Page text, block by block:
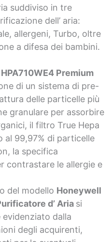
suddiviso in tre
dell’ aria:
allergeni, Turbo, oltre
a difesa dei bambini.
Premium
di un sistema di pre-
delle particelle più
granulare per assorbire
il filtro True Hepa
al 99,97% di particelle
la specifica
contrastare le allergie e
del modello Honeywell
d’ Aria si
dalla
degli acquirenti,